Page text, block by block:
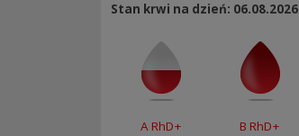
Stan krwi na dzień: 06.08.2026
A RhD+ B RhD+